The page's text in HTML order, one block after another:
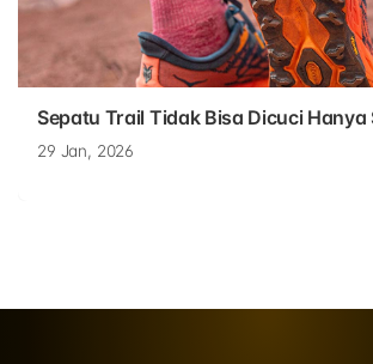
Sepatu Trail Tidak Bisa Dicuci Hanya
29 Jan, 2026